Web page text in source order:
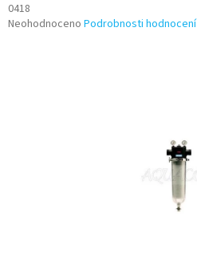
0418
Průměrné
Neohodnoceno Podrobnosti hodnocení